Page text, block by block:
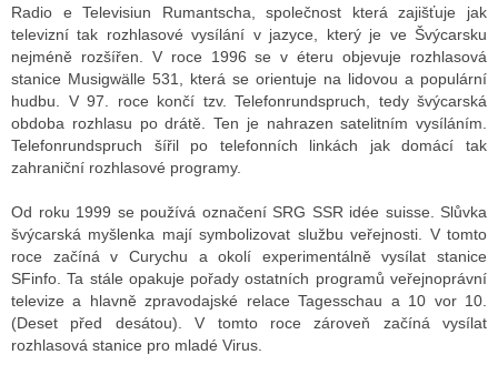
Radio e Televisiun Rumantscha, společnost která zajišťuje jak
televizní tak rozhlasové vysílání v jazyce, který je ve Švýcarsku
nejméně rozšířen. V roce 1996 se v éteru objevuje rozhlasová
stanice Musigwälle 531, která se orientuje na lidovou a populární
hudbu. V 97. roce končí tzv. Telefonrundspruch, tedy švýcarská
obdoba rozhlasu po drátě. Ten je nahrazen satelitním vysíláním.
Telefonrundspruch šířil po telefonních linkách jak domácí tak
zahraniční rozhlasové programy.
Od roku 1999 se používá označení SRG SSR idée suisse. Slůvka
švýcarská myšlenka mají symbolizovat službu veřejnosti. V tomto
roce začíná v Curychu a okolí experimentálně vysílat stanice
SFinfo. Ta stále opakuje pořady ostatních programů veřejnoprávní
televize a hlavně zpravodajské relace Tagesschau a 10 vor 10.
(Deset před desátou). V tomto roce zároveň začíná vysílat
rozhlasová stanice pro mladé Virus.